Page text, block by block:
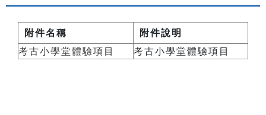
附件名稱
附件說明
考古小學堂體驗項目
考古小學堂體驗項目